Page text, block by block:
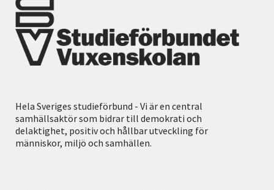
Hela Sveriges studieförbund - Vi är en central
samhällsaktör som bidrar till demokrati och
delaktighet, positiv och hållbar utveckling för
människor, miljö och samhällen.